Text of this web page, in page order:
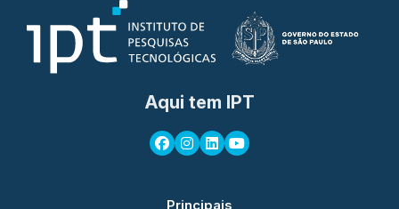
Aqui tem IPT
Principais